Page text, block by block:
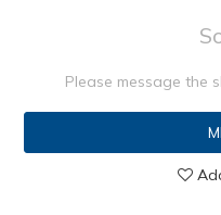
Please message the